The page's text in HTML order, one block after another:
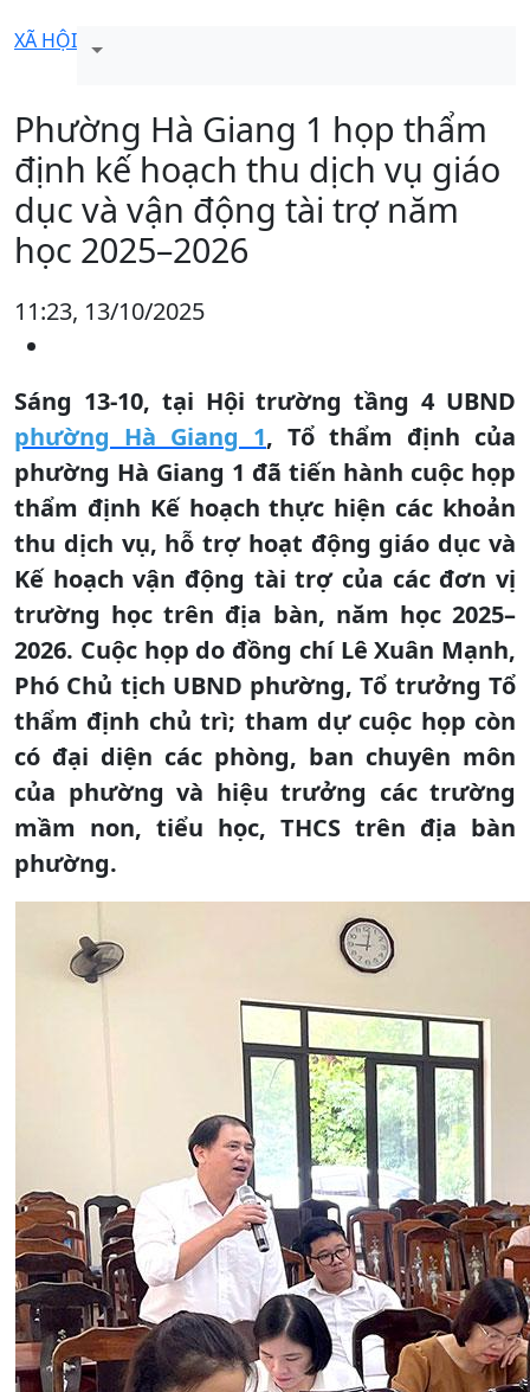
XÃ HỘI
Phường Hà Giang 1 họp thẩm
định kế hoạch thu dịch vụ giáo
dục và vận động tài trợ năm
học 2025–2026
11:23, 13/10/2025
Sáng 13-10, tại Hội trường tầng 4 UBND
phường Hà Giang 1, Tổ thẩm định của
phường Hà Giang 1 đã tiến hành cuộc họp
thẩm định Kế hoạch thực hiện các khoản
thu dịch vụ, hỗ trợ hoạt động giáo dục và
Kế hoạch vận động tài trợ của các đơn vị
trường học trên địa bàn, năm học 2025–
2026. Cuộc họp do đồng chí Lê Xuân Mạnh,
Phó Chủ tịch UBND phường, Tổ trưởng Tổ
thẩm định chủ trì; tham dự cuộc họp còn
có đại diện các phòng, ban chuyên môn
của phường và hiệu trưởng các trường
mầm non, tiểu học, THCS trên địa bàn
phường.